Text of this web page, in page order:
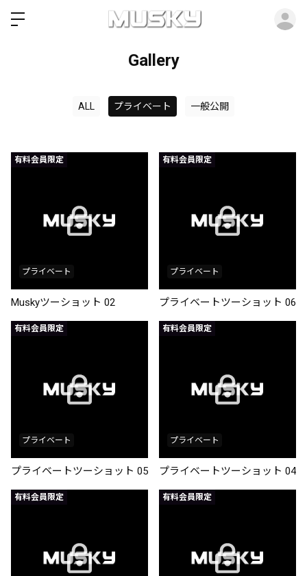
Gallery
ALL プライベート 一般公開
有料会員限定
プライベート
Muskyツーショット 02
有料会員限定
プライベート
プライベートツーショット 06
有料会員限定
プライベート
プライベートツーショット 05
有料会員限定
プライベート
プライベートツーショット 04
有料会員限定 有料会員限定